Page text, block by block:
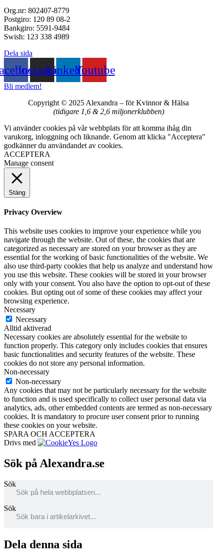
Org.nr: 802407-8779
Postgiro: 120 89 08-2
Bankgiro: 5591-9484
Swish: 123 338 4989
Dela sida
InstagramLinkedinYoutube
Bli medlem!
Copyright © 2025 Alexandra – för Kvinnor & Hälsa
(tidigare 1,6 & 2,6 miljonerklubben)
Vi använder cookies på vår webbplats för att komma ihåg din
varukorg, inloggning och liknande. Genom att klicka "Acceptera"
godkänner du användandet av cookies.
ACCEPTERA
Manage consent
Stäng
Privacy Overview
This website uses cookies to improve your experience while you
navigate through the website. Out of these, the cookies that are
categorized as necessary are stored on your browser as they are
essential for the working of basic functionalities of the website. We
also use third-party cookies that help us analyze and understand how
you use this website. These cookies will be stored in your browser
only with your consent. You also have the option to opt-out of these
cookies. But opting out of some of these cookies may affect your
browsing experience.
Necessary
Necessary
Alltid aktiverad
Necessary cookies are absolutely essential for the website to
function properly. This category only includes cookies that ensures
basic functionalities and security features of the website. These
cookies do not store any personal information.
Non-necessary
Non-necessary
Any cookies that may not be particularly necessary for the website
to function and is used specifically to collect user personal data via
analytics, ads, other embedded contents are termed as non-necessary
cookies. It is mandatory to procure user consent prior to running
these cookies on your website.
SPARA OCH ACCEPTERA
Drivs med
Sök på Alexandra.se
Sök
Sök
Dela denna sida